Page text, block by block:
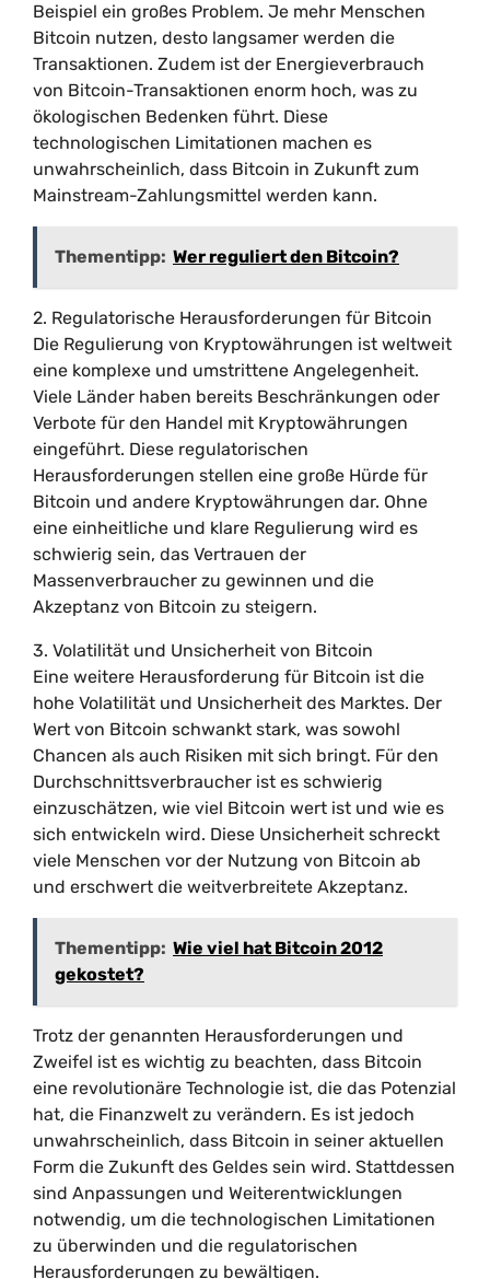
Beispiel ein großes Problem. Je mehr Menschen
Bitcoin nutzen, desto langsamer werden die
Transaktionen. Zudem ist der Energieverbrauch
von Bitcoin-Transaktionen enorm hoch, was zu
ökologischen Bedenken führt. Diese
technologischen Limitationen machen es
unwahrscheinlich, dass Bitcoin in Zukunft zum
Mainstream-Zahlungsmittel werden kann.
Thementipp: Wer reguliert den Bitcoin?
2. Regulatorische Herausforderungen für Bitcoin
Die Regulierung von Kryptowährungen ist weltweit
eine komplexe und umstrittene Angelegenheit.
Viele Länder haben bereits Beschränkungen oder
Verbote für den Handel mit Kryptowährungen
eingeführt. Diese regulatorischen
Herausforderungen stellen eine große Hürde für
Bitcoin und andere Kryptowährungen dar. Ohne
eine einheitliche und klare Regulierung wird es
schwierig sein, das Vertrauen der
Massenverbraucher zu gewinnen und die
Akzeptanz von Bitcoin zu steigern.
3. Volatilität und Unsicherheit von Bitcoin
Eine weitere Herausforderung für Bitcoin ist die
hohe Volatilität und Unsicherheit des Marktes. Der
Wert von Bitcoin schwankt stark, was sowohl
Chancen als auch Risiken mit sich bringt. Für den
Durchschnittsverbraucher ist es schwierig
einzuschätzen, wie viel Bitcoin wert ist und wie es
sich entwickeln wird. Diese Unsicherheit schreckt
viele Menschen vor der Nutzung von Bitcoin ab
und erschwert die weitverbreitete Akzeptanz.
Thementipp: Wie viel hat Bitcoin 2012
gekostet?
Trotz der genannten Herausforderungen und
Zweifel ist es wichtig zu beachten, dass Bitcoin
eine revolutionäre Technologie ist, die das Potenzial
hat, die Finanzwelt zu verändern. Es ist jedoch
unwahrscheinlich, dass Bitcoin in seiner aktuellen
Form die Zukunft des Geldes sein wird. Stattdessen
sind Anpassungen und Weiterentwicklungen
notwendig, um die technologischen Limitationen
zu überwinden und die regulatorischen
Herausforderungen zu bewältigen.